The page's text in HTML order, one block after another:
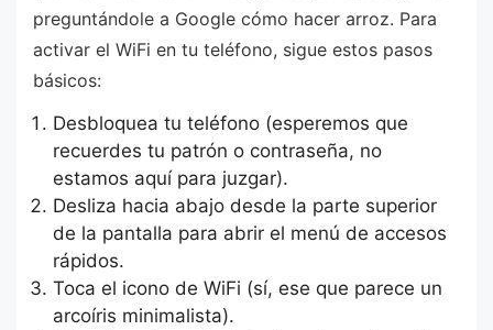
preguntándole a Google cómo hacer arroz. Para
activar el WiFi en tu teléfono, sigue estos pasos
básicos:
Desbloquea tu teléfono (esperemos que
recuerdes tu patrón o contraseña, no
estamos aquí para juzgar).
Desliza hacia abajo desde la parte superior
de la pantalla para abrir el menú de accesos
rápidos.
Toca el icono de WiFi (sí, ese que parece un
arcoíris minimalista).